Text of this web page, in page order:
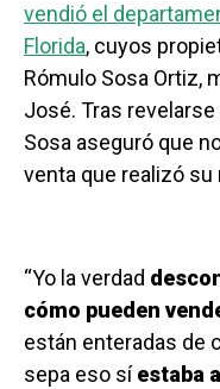
vendió el
Florida, cuyos
Rómulo Sosa Ortiz,
José. Tras
Sosa aseguró que
venta que realizó su
“Yo la verdad
cómo pueden
están enteradas de
sepa eso síestaba